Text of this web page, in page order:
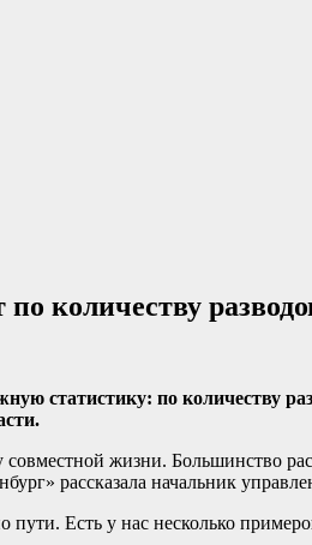
количеству
статистику: по количеству
жизни. Большинство
рассказала начальник
Есть у нас несколько